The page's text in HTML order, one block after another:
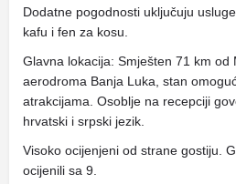
Dodatne pogodnosti uključuju
kafu i fen za kosu.
Glavna lokacija: Smješten 71 km od
aerodroma Banja Luka, stan
atrakcijama. Osoblje na recepciji
hrvatski i srpski jezik.
Visoko ocijenjeni od strane gostiju.
ocijenili sa 9.